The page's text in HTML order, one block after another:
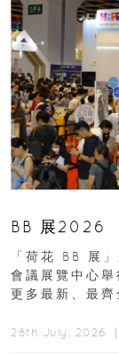
BB 展2026
「荷花 BB 展
會議展覽中心
更多最新、最
28th July, 2026 ｜